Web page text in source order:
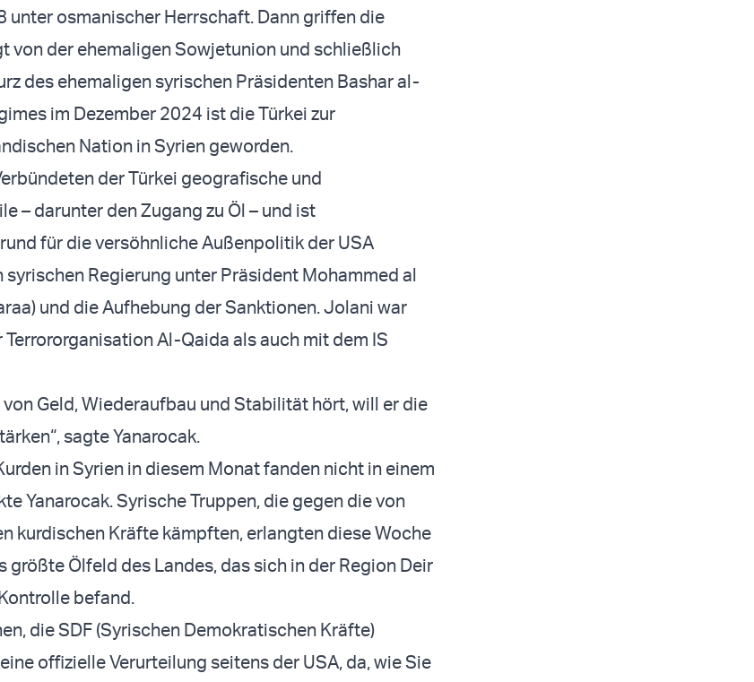
unter osmanischer Herrschaft. Dann griffen die
von der ehemaligen Sowjetunion und schließlich
des ehemaligen syrischen Präsidenten Bashar al-
im Dezember 2024 ist die Türkei zur
Nation in Syrien geworden.
der Türkei geografische und
– darunter den Zugang zu Öl – und ist
für die versöhnliche Außenpolitik der USA
syrischen Regierung unter Präsident Mohammed al
und die Aufhebung der Sanktionen. Jolani war
Al-Qaida als auch mit dem IS
von Geld, Wiederaufbau und Stabilität hört, will er die
sagte Yanarocak.
in Syrien in diesem Monat fanden nicht in einem
Yanarocak. Syrische Truppen, die gegen die von
kurdischen Kräfte kämpften, erlangten diese Woche
größte Ölfeld des Landes, das sich in der Region Deir
befand.
die SDF (Syrischen Demokratischen Kräfte)
offizielle Verurteilung seitens der USA, da, wie Sie